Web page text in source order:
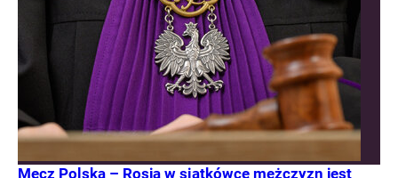
Mecz Polska – Rosja w siatkówce mężczyzn jest